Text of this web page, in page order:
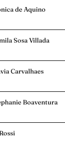
de Aquino
Sosa Villada
Carvalhaes
Boaventura